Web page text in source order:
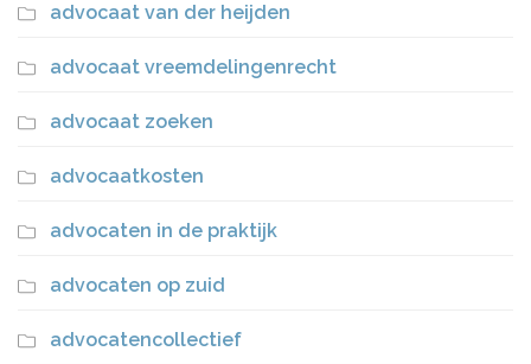
advocaat van der heijden
advocaat vreemdelingenrecht
advocaat zoeken
advocaatkosten
advocaten in de praktijk
advocaten op zuid
advocatencollectief